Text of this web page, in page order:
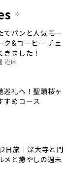
てパンと人気モー
ク&コーヒー チェ
ました！
港区
巡礼へ！聖蹟桜ヶ
すめコース
日旅｜深大寺と門
メと癒やしの週末